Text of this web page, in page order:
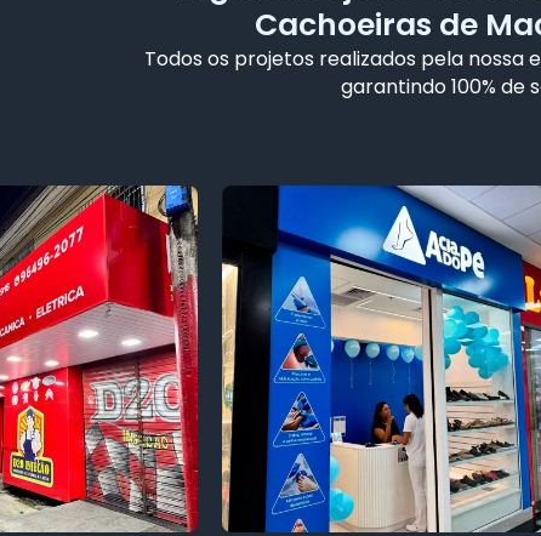
Cachoeiras de
Todos os projetos realizados pela nossa
garantindo 100% de